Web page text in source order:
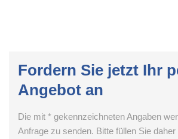
Fordern Sie jetzt Ihr
Angebot an
Die mit * gekennzeichneten Angaben
Anfrage zu senden. Bitte füllen Sie